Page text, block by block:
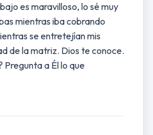
es maravilloso, lo sé muy
mientras iba cobrando
se entretejían mis
de la matriz. Dios te conoce.
a Él lo que